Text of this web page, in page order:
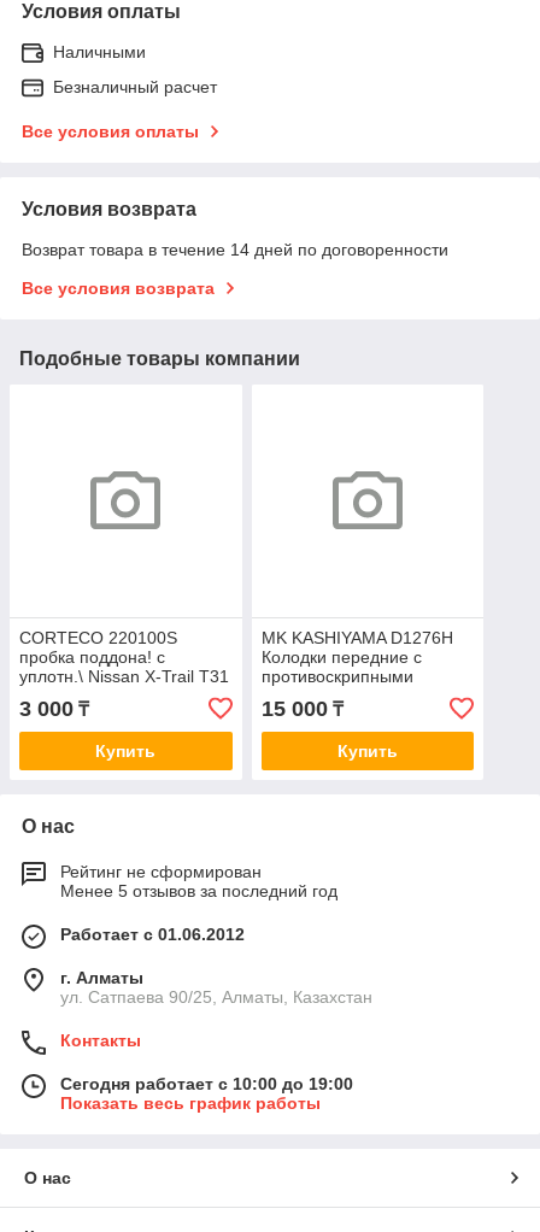
Условия оплаты
Наличными
Безналичный расчет
Все условия оплаты
Условия возврата
Возврат товара в течение 14 дней по договоренности
Все условия возврата
Подобные товары компании
CORTECO 220100S
пробка поддона! с
уплотн.\ Nissan X-Trail T31
13>
3 000 ₸
Купить
MK KASHIYAMA D1276H
Колодки передние с
противоскрипными
пластинами Nissan X-Trail
T31 >07, Qashqai J10 >07,
15 000₸
Купить
О нас
Рейтинг не сформирован
Менее 5 отзывов за последний год
Работает с 01.06.2012
г. Алматы
ул. Сатпаева 90/25, Алматы, Казахстан
Контакты
Сегодня работает с 10:00 до 19:00
Показать весь график работы
О нас